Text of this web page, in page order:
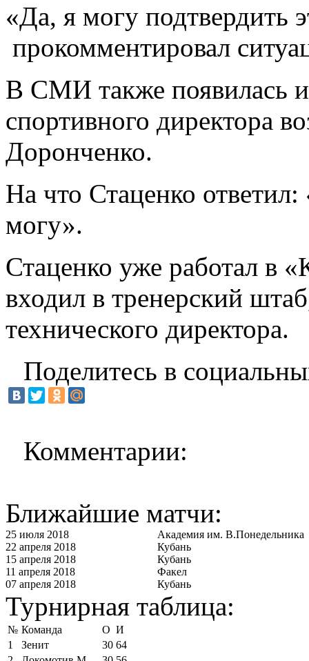
«Да, я могу подтвердить
прокомментировал
В СМИ также появилась
спортивного директора
Доронченко.
На что Стаценко
могу».
Стаценко уже работал в
входил в тренерский
технического директора.
Поделитесь в
Комментарии:
Ближайшие матчи:
25 июля 2018
Академия им. В.Понедельника
22 апреля 2018
Кубань
15 апреля 2018
Кубань
11 апреля 2018
Факел
07 апреля 2018
Кубань
Турнирная таблица:
№ Команда О И
1
Зенит 30 64